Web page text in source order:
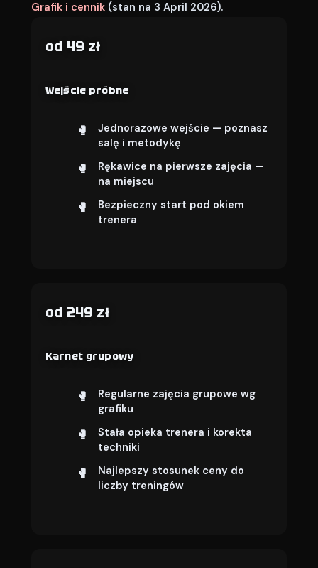
Grafik i cennik (stan na 3 April 2026).
od 49 zł
Wejście próbne
Jednorazowe wejście — poznasz
salę i metodykę
Rękawice na pierwsze zajęcia —
na miejscu
Bezpieczny start pod okiem
trenera
od 249 zł
Karnet grupowy
Regularne zajęcia grupowe wg
grafiku
Stała opieka trenera i korekta
techniki
Najlepszy stosunek ceny do
liczby treningów